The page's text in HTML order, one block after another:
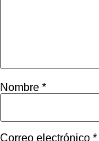
Nombre *
Correo electrónico *